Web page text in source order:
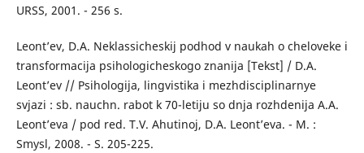
URSS, 2001. - 256 s.
Leont’ev, D.A. Neklassicheskij podhod v naukah o cheloveke i
transformacija psihologicheskogo znanija [Tekst] / D.A.
Leont’ev // Psihologija, lingvistika i mezhdisciplinarnye
svjazi : sb. nauchn. rabot k 70-letiju so dnja rozhdenija A.A.
Leont’eva / pod red. T.V. Ahutinoj, D.A. Leont’eva. - M. :
Smysl, 2008. - S. 205-225.